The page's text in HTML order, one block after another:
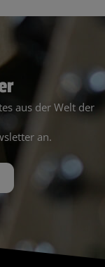
aus der Welt der
an.